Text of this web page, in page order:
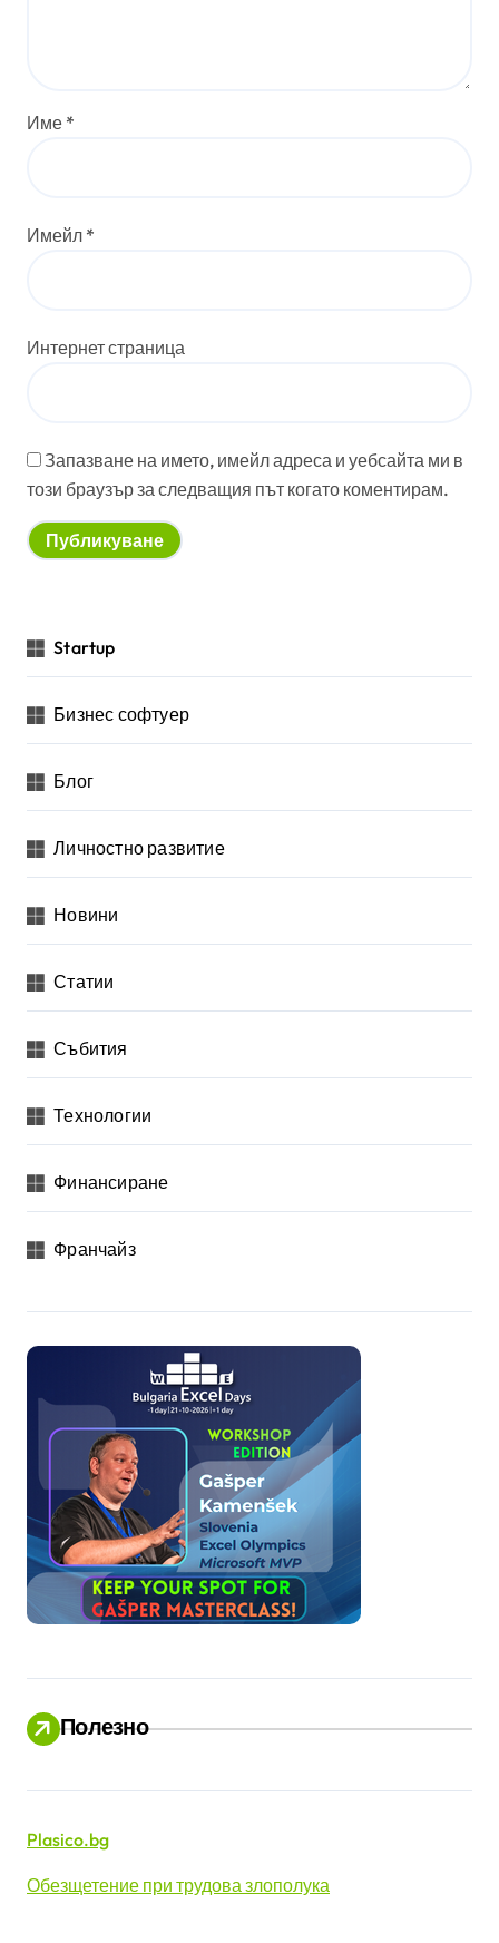
Име *
Имейл *
Интернет страница
Запазване на името, имейл адреса и уебсайта ми в
този браузър за следващия път когато коментирам.
Startup
Бизнес софтуер
Блог
Личностно развитие
Новини
Статии
Събития
Технологии
Финансиране
Франчайз
Полезно
Plasico.bg
Обезщетение при трудова злополука